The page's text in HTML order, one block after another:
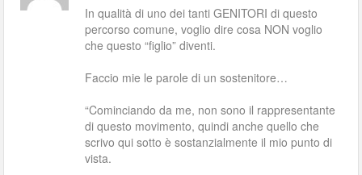
In qualità di uno dei tanti GENITORI di questo
percorso comune, voglio dire cosa NON voglio
che questo “figlio” diventi.
Faccio mie le parole di un sostenitore…
“Cominciando da me, non sono il rappresentante
di questo movimento, quindi anche quello che
scrivo qui sotto è sostanzialmente il mio punto di
vista.